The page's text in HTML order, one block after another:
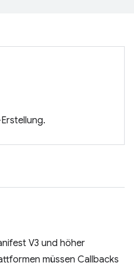
V3 und höher
müssen Callbacks